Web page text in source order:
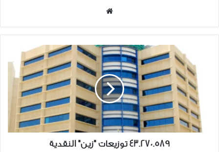
43.270.589
توزيعات
"زين"
النقدية